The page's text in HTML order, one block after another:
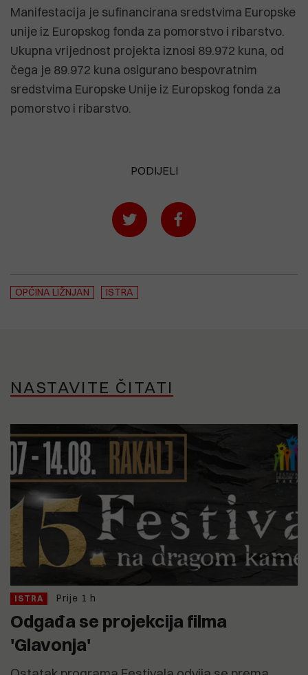
Manifestacija je sufinancirana sredstvima Europske
unije iz Europskog fonda za pomorstvo i ribarstvo.
Ukupna vrijednost projekta iznosi 89.972 kuna, od
čega je 89.972 kuna osigurano bespovratnim
sredstvima Europske Unije iz Europskog fonda za
pomorstvo i ribarstvo.
PODIJELI
OPĆINA LIŽNJAN ISTRA
NASTAVITE ČITATI
ISTRA Prije 1 h
Odgađa se projekcija filma
'Glavonja'